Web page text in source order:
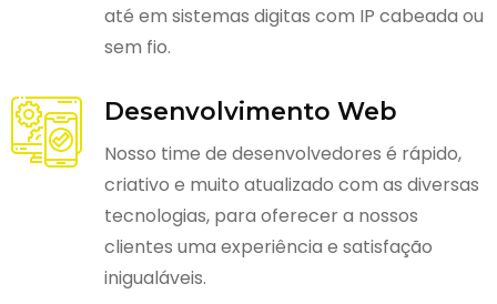
até em sistemas digitas com IP cabeada ou
sem fio.
Desenvolvimento Web
Nosso time de desenvolvedores é rápido,
criativo e muito atualizado com as diversas
tecnologias, para oferecer a nossos
clientes uma experiência e satisfação
inigualáveis.